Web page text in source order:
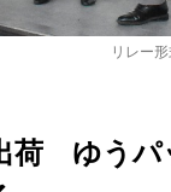
リレー
荷 ゆう